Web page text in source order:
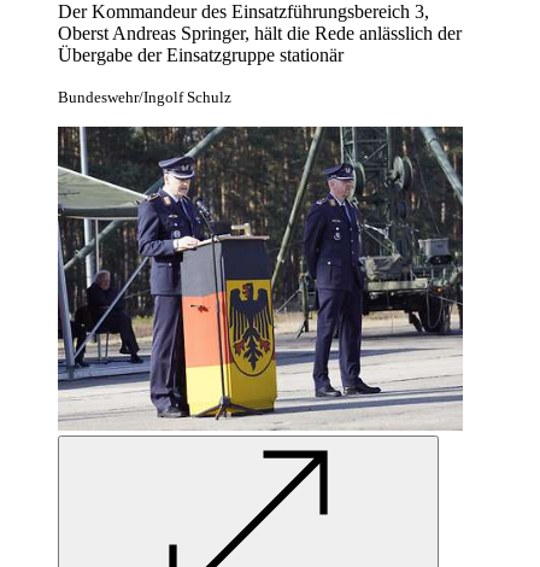
Der Kommandeur des Einsatzführungsbereich 3,
Oberst Andreas Springer, hält die Rede anlässlich der
Übergabe der Einsatzgruppe stationär
Bundeswehr/Ingolf Schulz